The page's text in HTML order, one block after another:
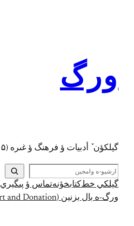
ورگ
گيلکؤن ٚ أدبیات ؤ فرهنگ ؤ غىره (۲۰۰۵ تايسه)
ج
س
ت
ج
گيلکي خط کتابخؤنهتماس ؤ پىگيري
ورگ-ه بال بزنين (Support and Donation)